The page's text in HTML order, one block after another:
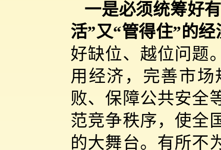
一是必须统筹好
活”又“管得住”的
好缺位、越位问题
用经济，完善市
败、保障公共安全
范竞争秩序，使全
的大舞台。有所不